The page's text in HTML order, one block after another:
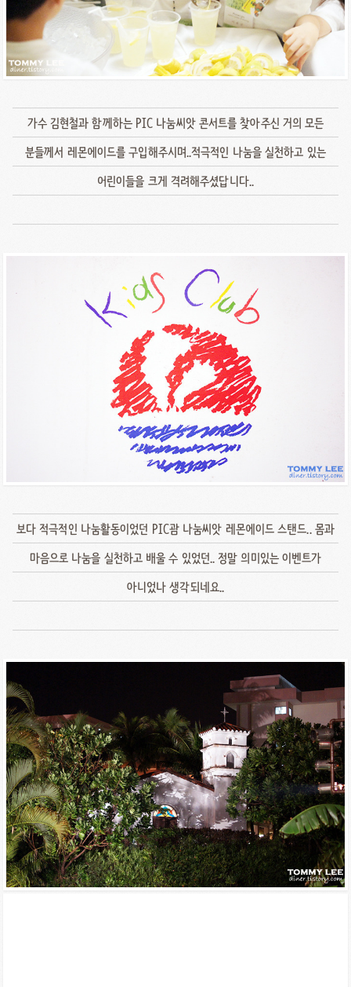
가수 김현철과 함께하는 PIC 나눔씨앗 콘서트를 찾아주신 거의 모든
분들께서 레몬에이드를 구입해주시며..적극적인 나눔을 실천하고 있는
어린이들을 크게 격려해주셨답니다..
보다 적극적인 나눔활동이었던 PIC괌 나눔씨앗 레몬에이드 스탠드.. 몸과
마음으로 나눔을 실천하고 배울 수 있었던.. 정말 의미있는 이벤트가
아니었나 생각되네요..